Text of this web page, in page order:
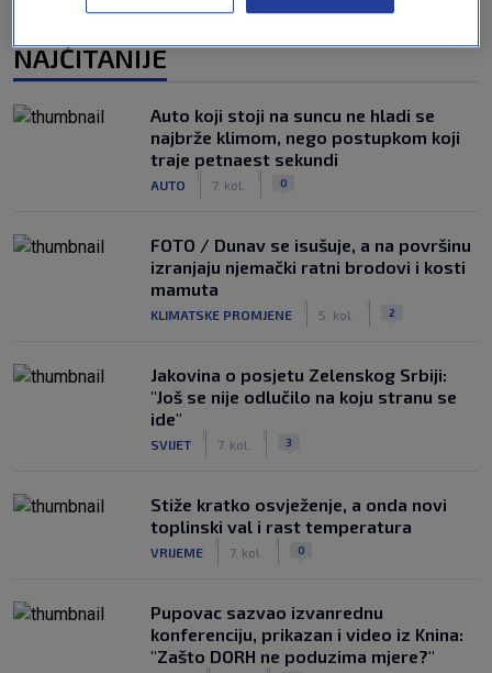
NAJČITANIJE
Auto koji stoji na suncu ne hladi se
najbrže klimom, nego postupkom koji
traje petnaest sekundi
AUTO 7. kol. 0
FOTO / Dunav se isušuje, a na površinu
izranjaju njemački ratni brodovi i kosti
mamuta
KLIMATSKE PROMJENE 5. kol. 2
Jakovina o posjetu Zelenskog Srbiji:
"Još se nije odlučilo na koju stranu se
ide"
SVIJET 7. kol. 3
Stiže kratko osvježenje, a onda novi
toplinski val i rast temperatura
VRIJEME 7. kol. 0
Pupovac sazvao izvanrednu
konferenciju, prikazan i video iz Knina:
"Zašto DORH ne poduzima mjere?"